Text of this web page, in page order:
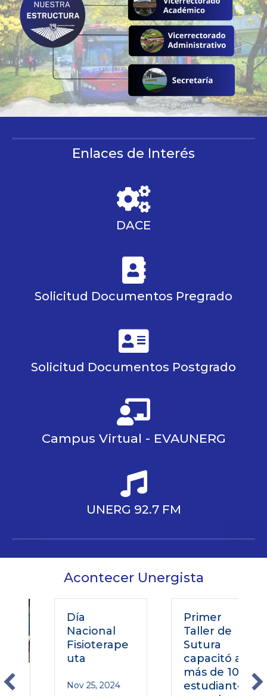
Enlaces de Interés
DACE
Solicitud Documentos Pregrado
Solicitud Documentos Postgrado
Campus Virtual - EVAUNERG
UNERG 92.7 FM
Acontecer Unergista
Día
Nacional
Fisioterape
uta
Nov 25, 2024
Primer
Taller de
Sutura
capacitó a
más de 100
estudiantes